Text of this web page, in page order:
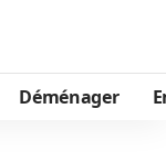
Déménager